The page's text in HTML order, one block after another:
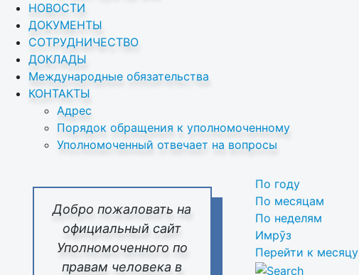
НОВОСТИ
ДОКУМЕНТЫ
СОТРУДНИЧЕСТВО
ДОКЛАДЫ
Международные обязательства
КОНТАКТЫ
Адрес
Порядок обращения к уполномоченному
Уполномоченный отвечает на вопросы
Добро пожаловать на
официальный сайт
Уполномоченного по
правам человека в
По году
По месяцам
По неделям
Имрӯз
Перейти к месяцу